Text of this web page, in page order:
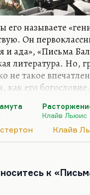
его называете
Он
и ада», «Письма
литература. Но,
не такое
как его
рождества, ягоды
меня восточен
писатель
плане и
Клайв Льюис
Клайв
к